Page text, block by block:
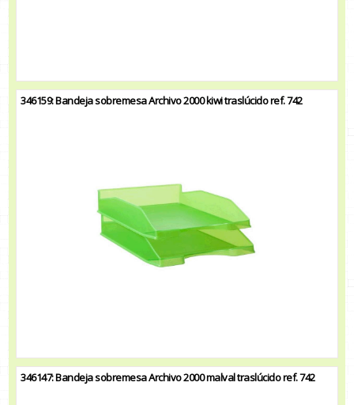
346159: Bandeja sobremesa Archivo 2000 kiwi traslúcido ref. 742
346147: Bandeja sobremesa Archivo 2000 malval traslúcido ref. 742